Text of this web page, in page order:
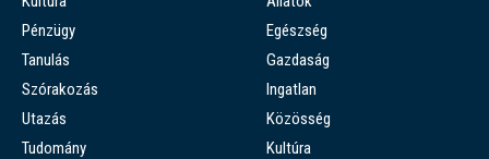
Pénzügy
Tanulás
Szórakozás
Utazás
Tudomány
Egészség
Gazdaság
Ingatlan
Közösség
Kultúra